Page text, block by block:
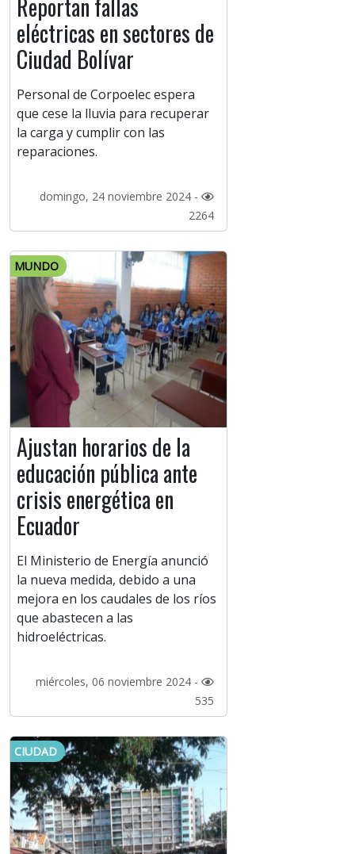
Reportan fallas
eléctricas en sectores de
Ciudad Bolívar
Personal de Corpoelec espera
que cese la lluvia para recuperar
la carga y cumplir con las
reparaciones.
domingo, 24 noviembre 2024 -
2264
MUNDO
Ajustan horarios de la
educación pública ante
crisis energética en
Ecuador
El Ministerio de Energía anunció
la nueva medida, debido a una
mejora en los caudales de los ríos
que abastecen a las
hidroeléctricas.
miércoles, 06 noviembre 2024 -
535
CIUDAD